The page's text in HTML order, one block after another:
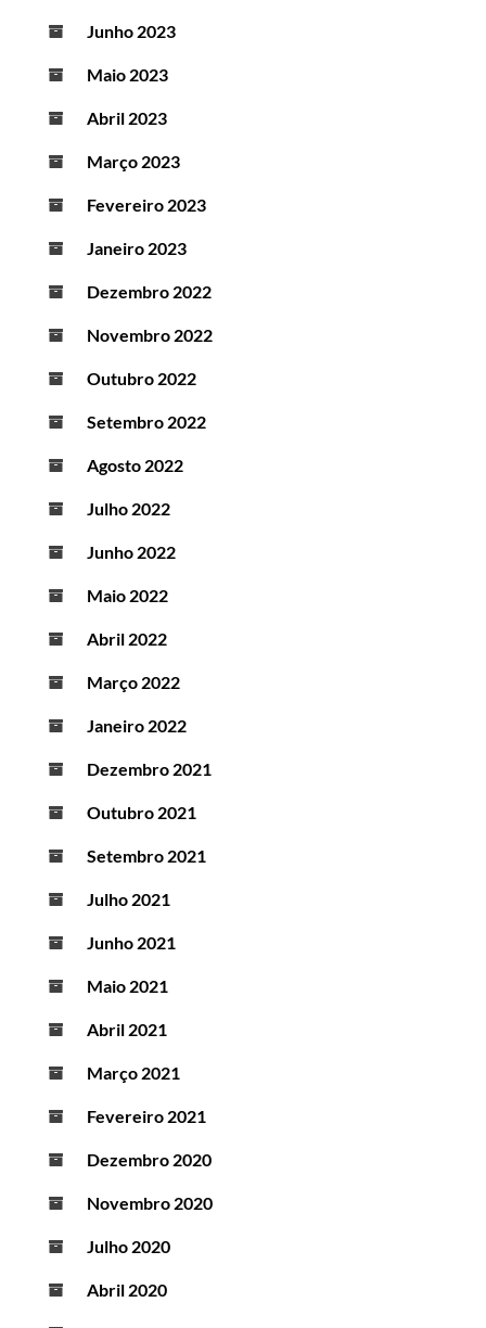
Junho 2023
Maio 2023
Abril 2023
Março 2023
Fevereiro 2023
Janeiro 2023
Dezembro 2022
Novembro 2022
Outubro 2022
Setembro 2022
Agosto 2022
Julho 2022
Junho 2022
Maio 2022
Abril 2022
Março 2022
Janeiro 2022
Dezembro 2021
Outubro 2021
Setembro 2021
Julho 2021
Junho 2021
Maio 2021
Abril 2021
Março 2021
Fevereiro 2021
Dezembro 2020
Novembro 2020
Julho 2020
Abril 2020